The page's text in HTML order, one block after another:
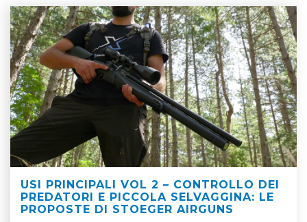
USI PRINCIPALI VOL 2 – CONTROLLO DEI
PREDATORI E PICCOLA SELVAGGINA: LE
PROPOSTE DI STOEGER AIRGUNS